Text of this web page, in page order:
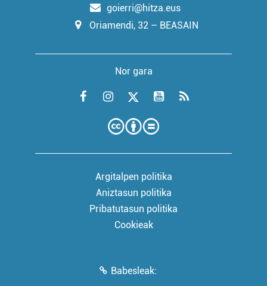
goierri@hitza.eus
Oriamendi, 32 – BEASAIN
Nor gara
Argitalpen politika
Aniztasun politika
Pribatutasun politika
Cookieak
Babesleak: